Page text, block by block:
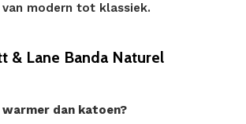
modern tot klassiek.
& Lane Banda Naturel
dan katoen?